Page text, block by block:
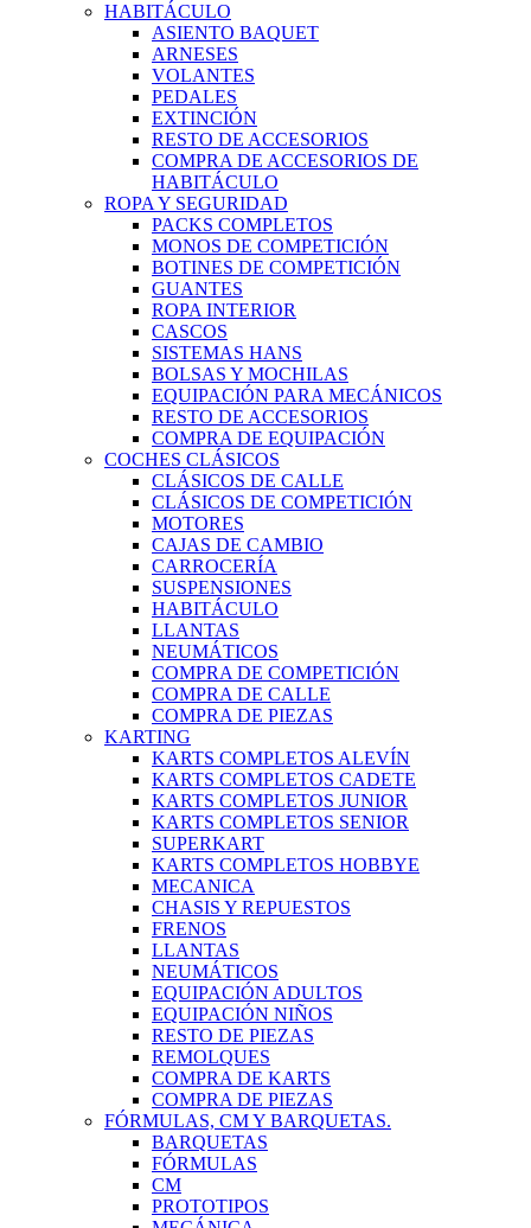
HABITÁCULO
ASIENTO BAQUET
ARNESES
VOLANTES
PEDALES
EXTINCIÓN
RESTO DE ACCESORIOS
COMPRA DE ACCESORIOS DE
HABITÁCULO
ROPA Y SEGURIDAD
PACKS COMPLETOS
MONOS DE COMPETICIÓN
BOTINES DE COMPETICIÓN
GUANTES
ROPA INTERIOR
CASCOS
SISTEMAS HANS
BOLSAS Y MOCHILAS
EQUIPACIÓN PARA MECÁNICOS
RESTO DE ACCESORIOS
COMPRA DE EQUIPACIÓN
COCHES CLÁSICOS
CLÁSICOS DE CALLE
CLÁSICOS DE COMPETICIÓN
MOTORES
CAJAS DE CAMBIO
CARROCERÍA
SUSPENSIONES
HABITÁCULO
LLANTAS
NEUMÁTICOS
COMPRA DE COMPETICIÓN
COMPRA DE CALLE
COMPRA DE PIEZAS
KARTING
KARTS COMPLETOS ALEVÍN
KARTS COMPLETOS CADETE
KARTS COMPLETOS JUNIOR
KARTS COMPLETOS SENIOR
SUPERKART
KARTS COMPLETOS HOBBYE
MECANICA
CHASIS Y REPUESTOS
FRENOS
LLANTAS
NEUMÁTICOS
EQUIPACIÓN ADULTOS
EQUIPACIÓN NIÑOS
RESTO DE PIEZAS
REMOLQUES
COMPRA DE KARTS
COMPRA DE PIEZAS
FÓRMULAS, CM Y BARQUETAS.
BARQUETAS
FÓRMULAS
CM
PROTOTIPOS